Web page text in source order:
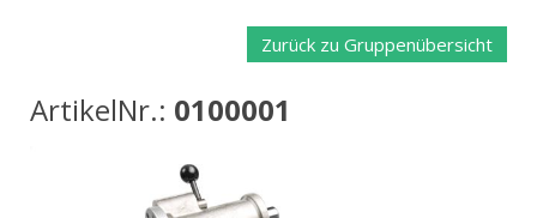
Zurück zu Gruppenübersicht
ArtikelNr.: 0100001